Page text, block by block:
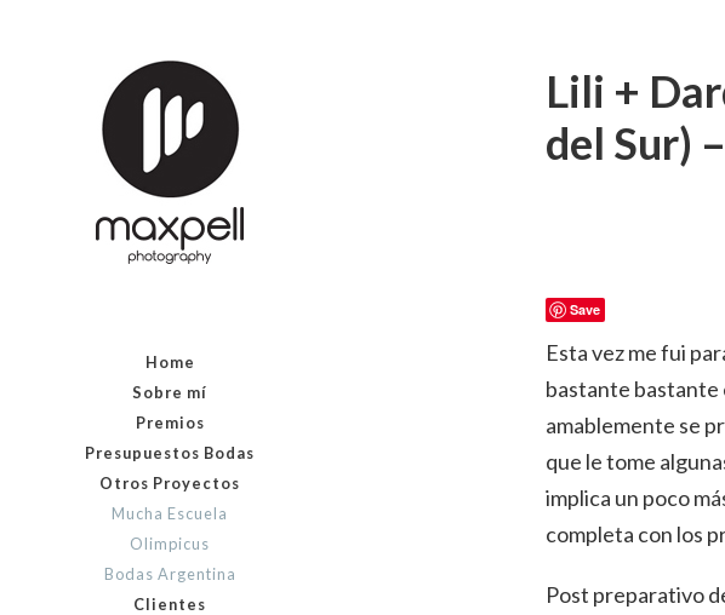
Home
Sobre mí
Premios
Presupuestos Bodas
Otros Proyectos
Mucha Escuela
Olimpicus
Bodas Argentina
Clientes
Lili +
del Sur)
Save
Esta vez me fui
bastante bastante
amablemente se
que le tome
implica un poco
completa con los
Post preparativo